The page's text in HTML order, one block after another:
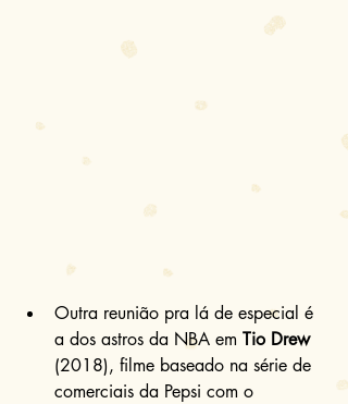
Outra reunião pra lá de especial é
a dos astros da NBA em Tio Drew
(2018), filme baseado na série de
comerciais da Pepsi com o